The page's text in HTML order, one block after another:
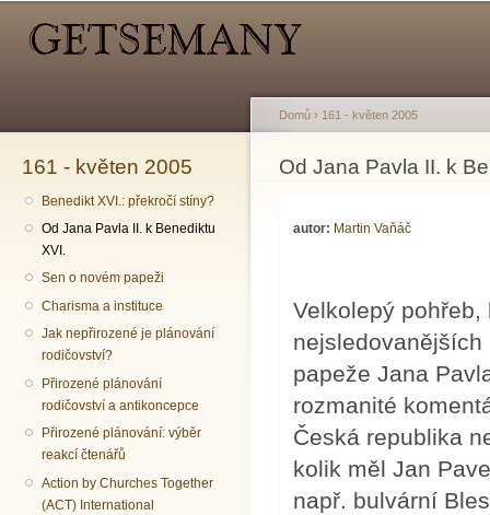
161 - květen 2005
Benedikt XVI.: překročí stíny?
Od Jana Pavla II. k Benediktu
XVI.
Sen o novém papeži
Charisma a instituce
Jak nepřirozené je plánování
rodičovství?
Přirozené plánování
rodičovství a antikoncepce
Přirozené plánování: výběr
reakcí čtenářů
Action by Churches Together
(ACT) International
Jste zde
Domů › 161 - květen 2005
Od Jana Pavla II. k
autor: Martin Vaňáč
Velkolepý
papeže Jana
rozmanité
Česká republika
kolik měl Jan
např. bulvární